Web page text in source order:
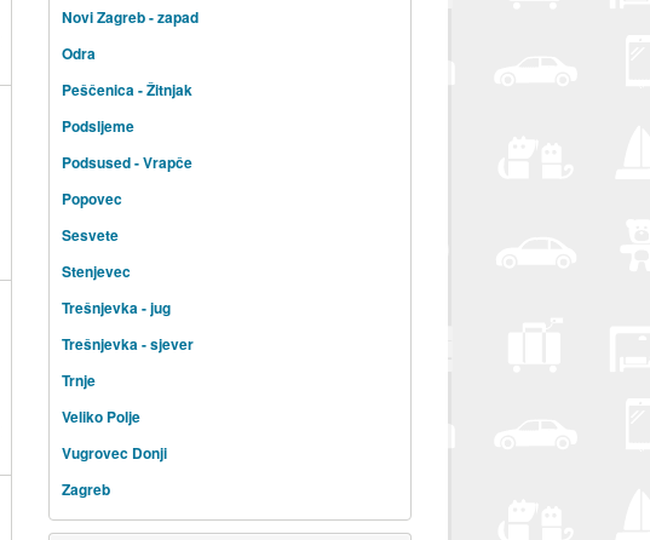
Novi Zagreb - zapad
Odra
Peščenica - Žitnjak
Podsljeme
Podsused - Vrapče
Popovec
Sesvete
Stenjevec
Trešnjevka - jug
Trešnjevka - sjever
Trnje
Veliko Polje
Vugrovec Donji
Zagreb